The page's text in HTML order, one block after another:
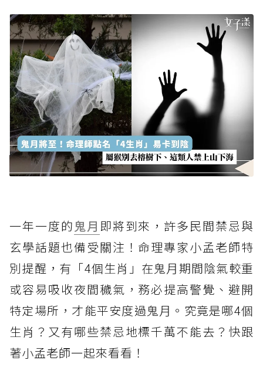
一年一度的鬼月 即將到來，許多民間禁忌與
玄學話題也備受關注！命理專家小孟老師特
別提醒，有「4個生肖」在鬼月期間陰氣較重
或容易吸收夜間穢氣，務必提高警覺、避開
特定場所，才能平安度過鬼月。究竟是哪4個
生肖？又有哪些禁忌地標千萬不能去？快跟
著小孟老師一起來看看！